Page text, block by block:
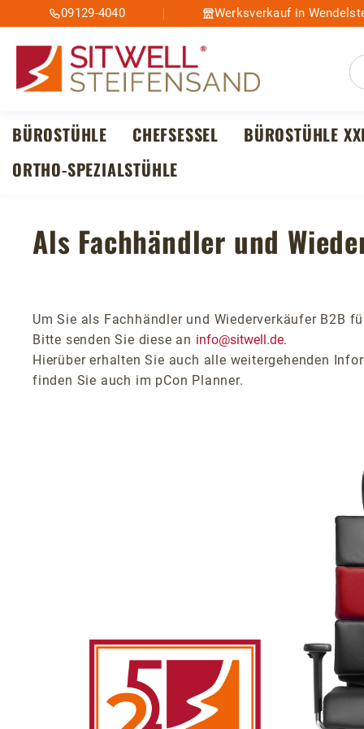
Hauptinhalt springen
Zur Suche springen
Zur Hauptnavigation springen
09129-4040 Werksverkauf in
BÜROSTÜHLE CHEFSESSEL
BÜROSTÜHLE
ORTHO-SPEZIALSTÜHLE
Als Fachhändler und
Um Sie als Fachhändler und Wiederverkäufer B2B
Bitte senden Sie diese an info@sitwell.de.
Hierüber erhalten Sie auch alle weitergehenden
finden Sie auch im pCon Planner.